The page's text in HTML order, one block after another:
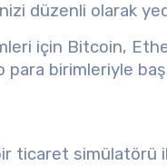
düzenli olarak
için Bitcoin,
para birimleriyle
ticaret simülatörü